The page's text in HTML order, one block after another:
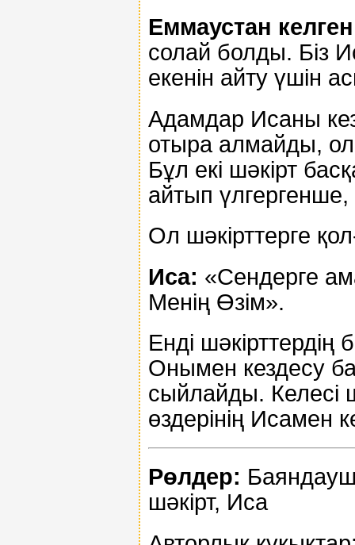
Еммаустан
солай болды. Біз
екенін айту үшін
Адамдар Исаны
отыра алмайды,
Бұл екі шәкірт
айтып үлгергенше,
Ол шәкірттерге
Иса: «Сендерге
Менің Өзім».
Енді
Онымен кездесу
сыйлайды.
өздерінің Исамен
Рөлдер:
шәкірт, Иса